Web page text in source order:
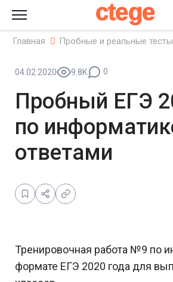
ctege
Главная Пробные и реальные
04.02.2020 9.8K 0
Пробный ЕГЭ
по
ответами
Тренировочная работа №9 по
формате ЕГЭ 2020 года для